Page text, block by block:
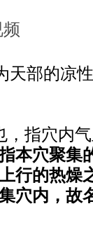
天部的凉
指穴内气
本穴聚集
行的热燥
穴内，故